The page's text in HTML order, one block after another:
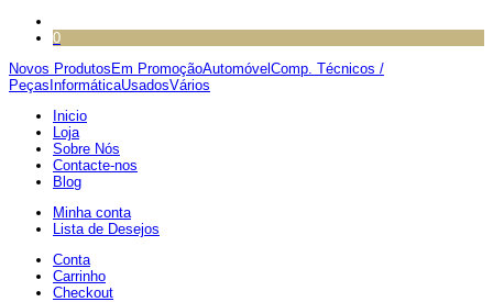
0
Novos Produtos Em PromoçãoAutomóvel Comp. Técnicos /
Peças InformáticaUsadosVários
Inicio
Loja
Sobre Nós
Contacte-nos
Blog
Minha conta
Lista de Desejos
Conta
Carrinho
Checkout